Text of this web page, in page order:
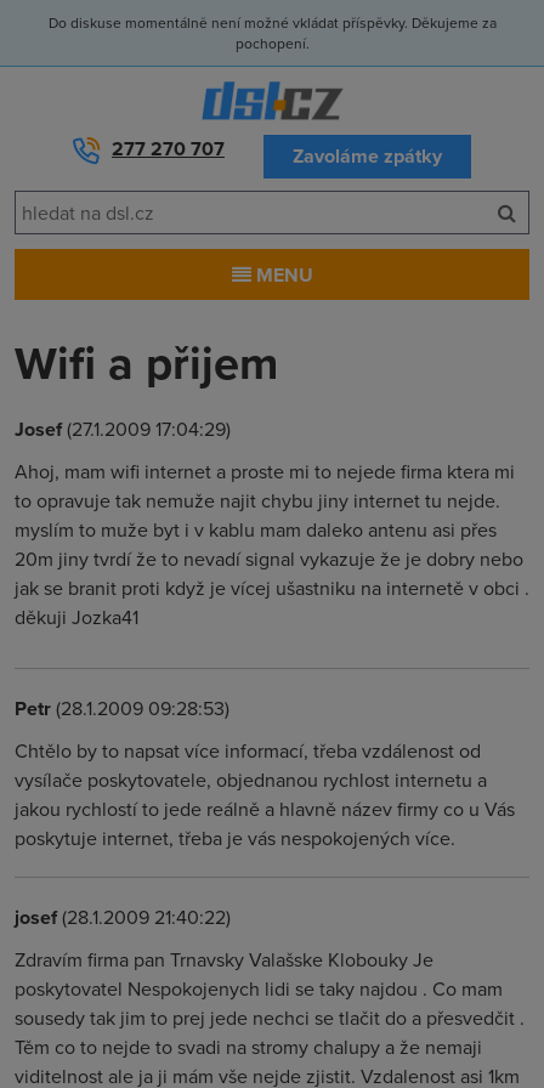
Do diskuse momentálně není možné vkládat příspěvky. Děkujeme za
pochopení.
277 270 707 Zavoláme zpátky
MENU
Wifi a přijem
Josef(27.1.2009 17:04:29)
Ahoj, mam wifi internet a proste mi to nejede firma ktera mi
to opravuje tak nemuže najit chybu jiny internet tu nejde.
myslím to muže byt i v kablu mam daleko antenu asi přes
20m jiny tvrdí že to nevadí signal vykazuje že je dobry nebo
jak se branit proti když je vícej ušastniku na internetě v obci .
děkuji Jozka41
Petr(28.1.2009 09:28:53)
Chtělo by to napsat více informací, třeba vzdálenost od
vysílače poskytovatele, objednanou rychlost internetu a
jakou rychlostí to jede reálně a hlavně název firmy co u Vás
poskytuje internet, třeba je vás nespokojených více.
josef(28.1.2009 21:40:22)
Zdravím firma pan Trnavsky Valašske Klobouky Je
poskytovatel Nespokojenych lidi se taky najdou . Co mam
sousedy tak jim to prej jede nechci se tlačit do a přesvedčit .
Těm co to nejde to svadi na stromy chalupy a že nemaji
viditelnost ale ja ji mám vše nejde zjistit. Vzdalenost asi 1km